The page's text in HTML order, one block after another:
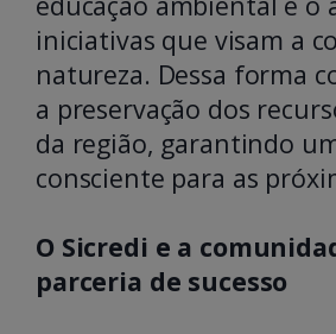
iniciativas que visam a
natureza. Dessa forma
a preservação dos
da região, garantindo
consciente para as
O Sicredi e a
parceria de sucesso